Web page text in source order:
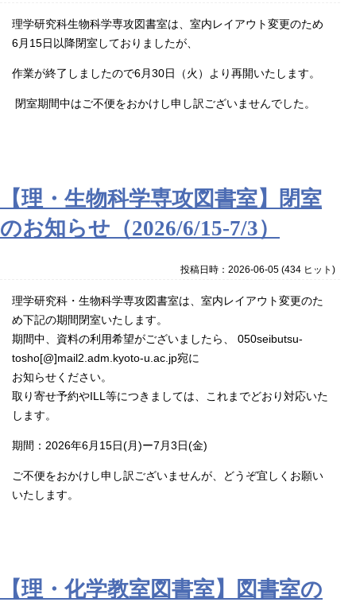
理学研究科生物科学専攻図書室は、室内レイアウト変更のため
6月15日以降閉室しておりましたが、
作業が終了しましたので6月30日（火）より再開いたします。
閉室期間中はご不便をおかけし申し訳ございませんでした。
【理・生物科学専攻図書室】閉室
のお知らせ（2026/6/15-7/3）
投稿日時：2026-06-05(434 ヒット )
理学研究科・生物科学専攻図書室は、室内レイアウト変更のた
め下記の期間閉室いたします。
期間中、資料の利用希望がございましたら、 050seibutsu-
tosho[@]mail2.adm.kyoto-u.ac.jp宛に
お知らせください。
取り寄せ予約やILL等につきましては、これまでどおり対応いた
します。
期間：2026年6月15日(月)ー7月3日(金)
ご不便をおかけし申し訳ございませんが、どうぞ宜しくお願い
いたします。
【理・化学教室図書室】図書室の